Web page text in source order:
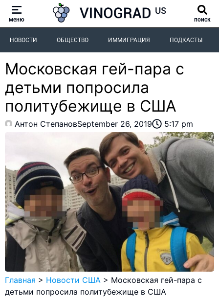
меню поиск
НОВОСТИ ОБЩЕСТВО ИММИГРАЦИЯ ПОДКАСТЫ
Московская гей-пара с
детьми попросила
политубежище в США
Антон СтепановSeptember 26, 2019 5:17 pm
Главная > Новости США > Московская гей-пара с
детьми попросила политубежище в США